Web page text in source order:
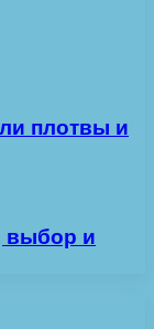
плотвы и
выбор и